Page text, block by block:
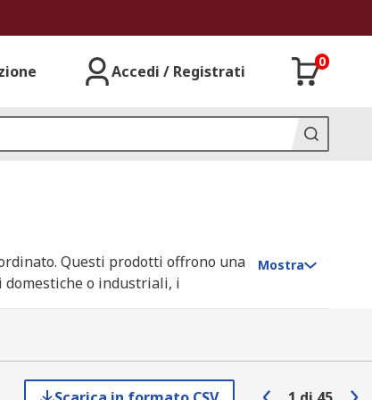
Accedi / Registrati
0
Questi prodotti offrono una
domestiche o industriali, i
Mostra